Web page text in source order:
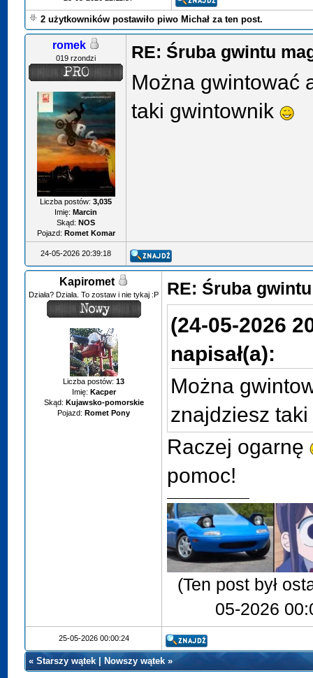
2 użytkowników postawiło piwo Michał za ten post.
romek
019 rzondzi
Liczba postów:3,035
Imię: Marcin
Skąd: NOS
Pojazd: Romet Komar
RE: Śruba gwintu
Można gwintować
taki gwintownik
24-05-2026 20:39:18
Kapiromet
Działa? Działa. To zostaw i nie tykaj :P
Liczba postów:13
Imię: Kacper
Skąd: Kujawsko-pomorskie
Pojazd: Romet Pony
RE: Śruba
(24-05-2026
napisał(a):
Można
znajdziesz
Raczej ogarnę
pomoc!
(Ten post był
05-2026
25-05-2026 00:00:24
«Starszy wątek Nowszy wątek»